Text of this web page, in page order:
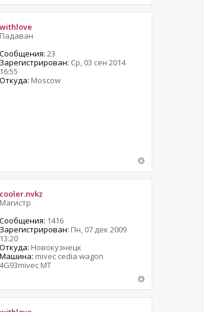
withlove
Падаван
Сообщения: 23
Зарегистрирован: Ср, 03 сен 2014
16:55
Откуда: Moscow
cooler.nvkz
Магистр
Сообщения: 1416
Зарегистрирован: Пн, 07 дек 2009
13:20
Откуда: Новокузнецк
Машина: mivec cedia wagon
4G93mivec MT